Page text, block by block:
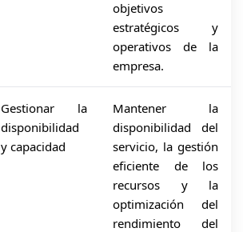
objetivos
estratégicos y
operativos de la
empresa.
Gestionar la
disponibilidad
y capacidad
Mantener la
disponibilidad del
servicio, la gestión
eficiente de los
recursos y la
optimización del
rendimiento del